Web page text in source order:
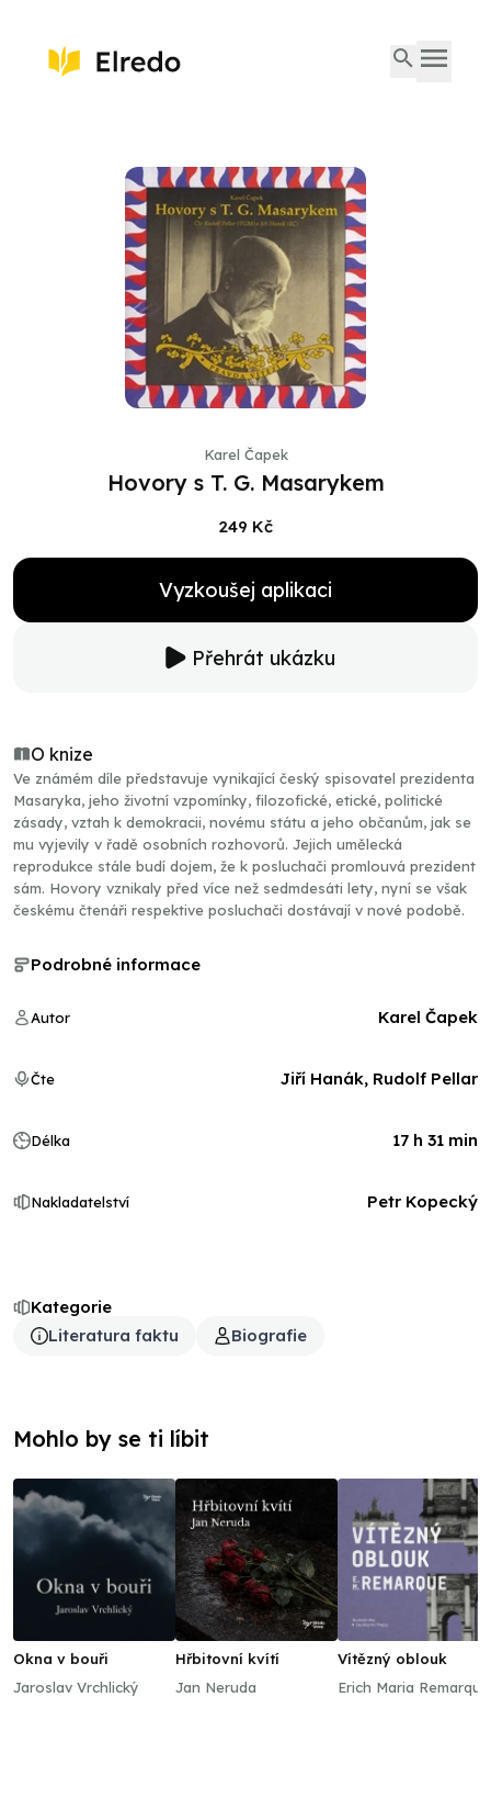
Karel Čapek
Hovory s T. G. Masarykem
249 Kč
Vyzkoušej aplikaci
Přehrát ukázku
O knize
Ve známém díle představuje vynikající český spisovatel prezidenta
Masaryka, jeho životní vzpomínky, filozofické, etické, politické
zásady, vztah k demokracii, novému státu a jeho občanům, jak se
mu vyjevily v řadě osobních rozhovorů. Jejich umělecká
reprodukce stále budí dojem, že k posluchači promlouvá prezident
sám. Hovory vznikaly před více než sedmdesáti lety, nyní se však
českému čtenáři respektive posluchači dostávají v nové podobě.
Kategorie
Literatura faktu
Biografie
Podrobné informace
Autor Karel Čapek
Čte Jiří Hanák, Rudolf Pellar
Délka 17 h 31 min
Nakladatelství Petr Kopecký
Mohlo by se ti líbit
Okna v bouři
Jaroslav Vrchlický
Hřbitovní kvítí
Jan Neruda
Vítězný oblouk
Erich Maria Remarque